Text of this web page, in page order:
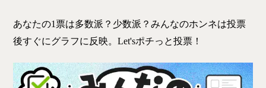
あなたの1票は多数派？少数派？みんなのホンネは投票
後すぐにグラフに反映。Let'sポチっと投票！